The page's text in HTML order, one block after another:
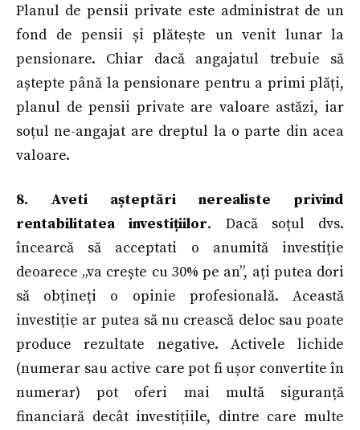
Planul de pensii private este administrat de un
fond de pensii și plătește un venit lunar la
pensionare. Chiar dacă angajatul trebuie să
aștepte până la pensionare pentru a primi plăți,
planul de pensii private are valoare astăzi, iar
soțul ne-angajat are dreptul la o parte din acea
valoare.
8. Aveti așteptări nerealiste privind
rentabilitatea investițiilor. Dacă soțul dvs.
încearcă să acceptati o anumită investiție
deoarece „va crește cu 30% pe an”, ați putea dori
să obțineți o opinie profesională. Această
investiție ar putea să nu crească deloc sau poate
produce rezultate negative. Activele lichide
(numerar sau active care pot fi ușor convertite în
numerar) pot oferi mai multă siguranță
financiară decât investițiile, dintre care multe